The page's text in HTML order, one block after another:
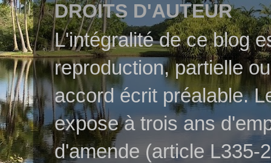
DROITS D'AUTEUR
L'intégralité de ce blog
reproduction, partielle
accord écrit préalable.
expose à trois ans
d'amende (article L335-